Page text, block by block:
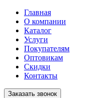
Главная
О компании
Каталог
Услуги
Покупателям
Оптовикам
Скидки
Контакты